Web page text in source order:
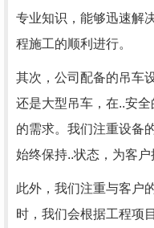
专业知识，能够迅速解
程施工的顺利进行。
其次，公司配备的吊车
还是大型吊车，在..安
的需求。我们注重设备
始终保持..状态，为客户
此外，我们注重与客户
时，我们会根据工程项